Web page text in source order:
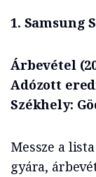
1. Samsung
Árbevétel
Adózott
Székhely:
Messze a
gyára,